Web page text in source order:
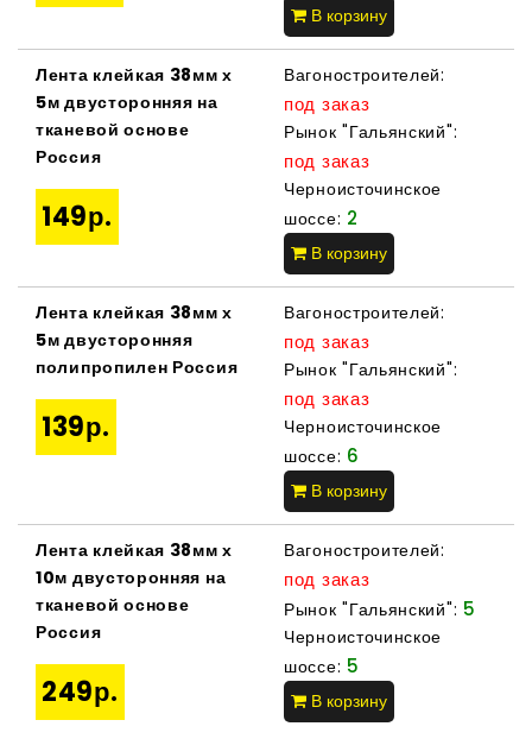
В корзину
Лента клейкая 38мм х
5м двусторонняя на
тканевой основе
Россия
149р.
Вагоностроителей:
под заказ
Рынок "Гальянский":
под заказ
Черноисточинское
шоссе: 2
В корзину
Лента клейкая 38мм х
5м двусторонняя
полипропилен Россия
139р.
Вагоностроителей:
под заказ
Рынок "Гальянский":
под заказ
Черноисточинское
шоссе: 6
В корзину
Лента клейкая 38мм х
10м двусторонняя на
тканевой основе
Россия
249р.
Вагоностроителей:
под заказ
Рынок "Гальянский": 5
Черноисточинское
шоссе: 5
В корзину